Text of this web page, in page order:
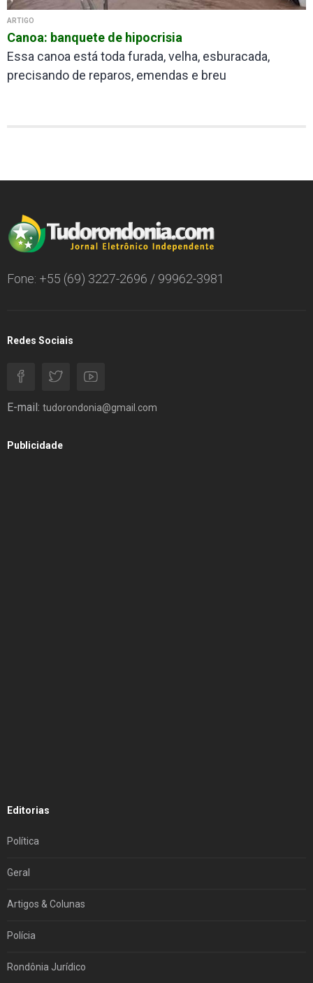
ARTIGO
Canoa: banquete de hipocrisia
Essa canoa está toda furada, velha, esburacada,
precisando de reparos, emendas e breu
Fone: +55 (69) 3227-2696 / 99962-3981
Redes Sociais
E-mail: tudorondonia@gmail.com
Publicidade
Editorias
Política
Geral
Artigos & Colunas
Polícia
Rondônia Jurídico